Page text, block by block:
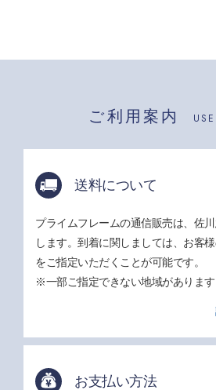
ご利用案内
送料について
プライムフレームの通信販売は、佐
します。到着に関しましては、お客
をご指定いただくことが可能です。
※一部ご指定できない地域があります
お支払い方法